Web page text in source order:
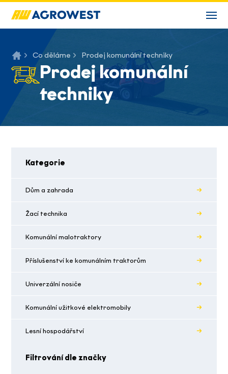
Co děláme Prodej komunální techniky
Prodej komunální
techniky
Kategorie
Dům a zahrada
Žací technika
Komunální malotraktory
Příslušenství ke komunálním traktorům
Univerzální nosiče
Komunální užitkové elektromobily
Lesní hospodářství
Filtrování dle značky